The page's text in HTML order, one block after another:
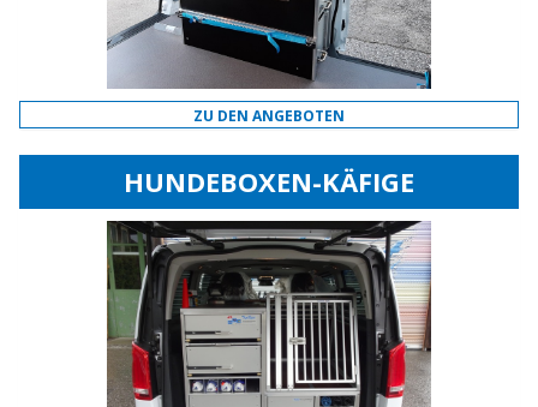
ZU DEN ANGEBOTEN
HUNDEBOXEN-KÄFIGE